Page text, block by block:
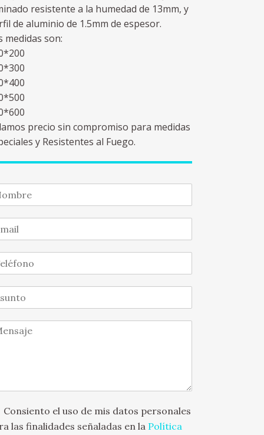
resistente a la humedad de 13mm, y
de aluminio de 1.5mm de espesor.
medidas son:
precio sin compromiso para medidas
y Resistentes al Fuego.
Consiento el uso de mis datos personales
las finalidades señaladas en la Política